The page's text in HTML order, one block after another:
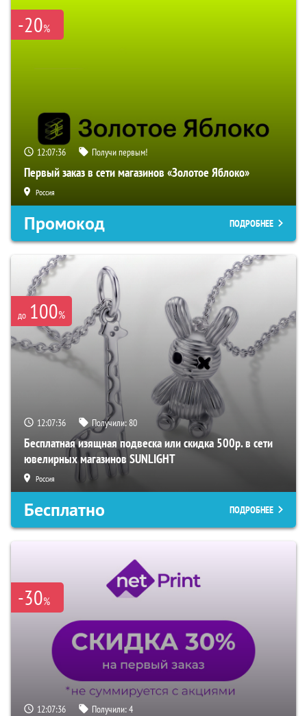
-20%
12:07:35 Получи первым!
Первый заказ в сети магазинов «Золотое Яблоко»
Россия
Промокод ПОДРОБНЕЕ
до 100%
12:07:35 Получили:80
Бесплатная изящная подвеска или скидка 500р. в сети
ювелирных магазинов SUNLIGHT
Россия
Бесплатно ПОДРОБНЕЕ
-30%
12:07:35 Получили:4